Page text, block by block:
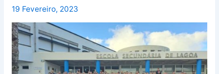
19 Fevereiro, 2023